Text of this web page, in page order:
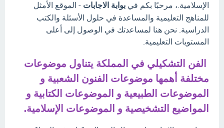
الإسلامية.، مرحبًا بكم في بوابة الاجابات - الموقع الأمثل
للمناهج التعليمية والمساعدة في حلول الأسئلة والكتب
الدراسية. نحن هنا لمساعدتك في الوصول إلى أعلى
المستويات التعليمية.
الفن التشكيلي في المملكة يتناول موضوعات
مختلفة أهمها موضوعات الفنون الشعبية و
الموضوعات الطبيعية و الموضوعات الكتابية و
المواضيع التشخيصية و الموضوعات الإسلامية.